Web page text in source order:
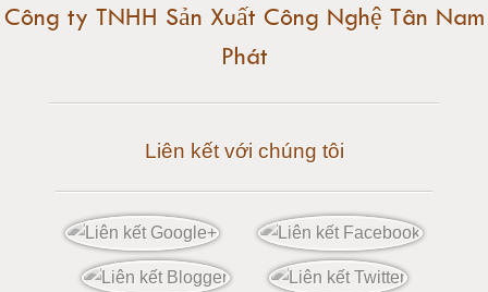
Cân điện tử 50 tấn
Cân điện tử 80 tấn
Cân điện tử 100 tấn
Công ty TNHH Sản Xuất Công Nghệ Tân Nam
Phát
Liên kết với chúng tôi